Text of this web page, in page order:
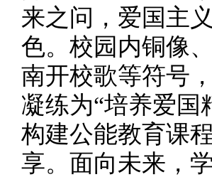
来之问，爱国主
色。校园内铜像
南开校歌等符号
凝练为“培养爱国
构建公能教育课
享。面向未来，